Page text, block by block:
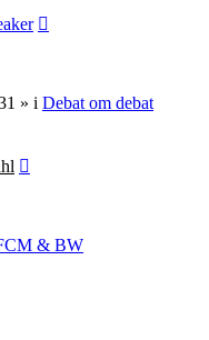
» i Debat om debat
& BW